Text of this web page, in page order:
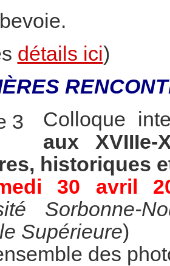
détails ici)
Colloque
aux
historiques
30 avril
Supérieure)
des